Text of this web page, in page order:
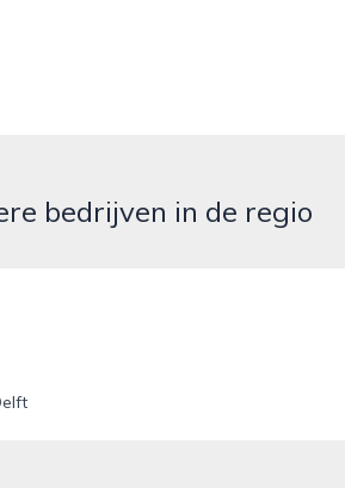
bedrijven in de regio